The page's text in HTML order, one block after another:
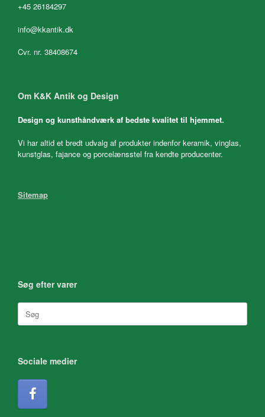
+45 26184297
info@kkantik.dk
Cvr. nr. 38408674
Om K&K Antik og Design
Design og kunsthåndværk af bedste kvalitet til hjemmet.
Vi har altid et bredt udvalg af produkter indenfor keramik, vinglas,
kunstglas, fajance og porcelænsstel fra kendte producenter.
Sitemap
Søg efter varer
Søg
efter:
Sociale medier